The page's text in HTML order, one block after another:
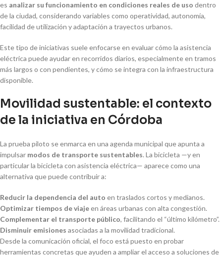
es analizar su funcionamiento en condiciones reales de uso dentro
de la ciudad, considerando variables como operatividad, autonomía,
facilidad de utilización y adaptación a trayectos urbanos.
Este tipo de iniciativas suele enfocarse en evaluar cómo la asistencia
eléctrica puede ayudar en recorridos diarios, especialmente en tramos
más largos o con pendientes, y cómo se integra con la infraestructura
disponible.
Movilidad sustentable: el contexto
de la iniciativa en Córdoba
La prueba piloto se enmarca en una agenda municipal que apunta a
impulsar modos de transporte sustentables. La bicicleta —y en
particular la bicicleta con asistencia eléctrica— aparece como una
alternativa que puede contribuir a:
Reducir la dependencia del auto en traslados cortos y medianos.
Optimizar tiempos de viajeen áreas urbanas con alta congestión.
Complementar el transporte público, facilitando el “último kilómetro”.
Disminuir emisiones asociadas a la movilidad tradicional.
Desde la comunicación oficial, el foco está puesto en probar
herramientas concretas que ayuden a ampliar el acceso a soluciones de